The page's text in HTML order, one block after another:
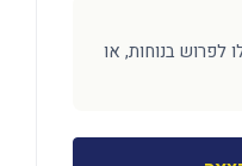
לפרוש בנוחות, או